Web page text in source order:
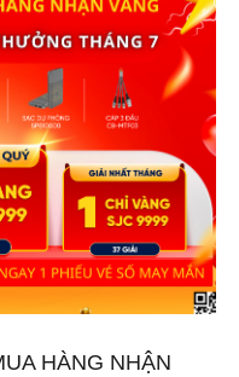
HÀNG NHẬN